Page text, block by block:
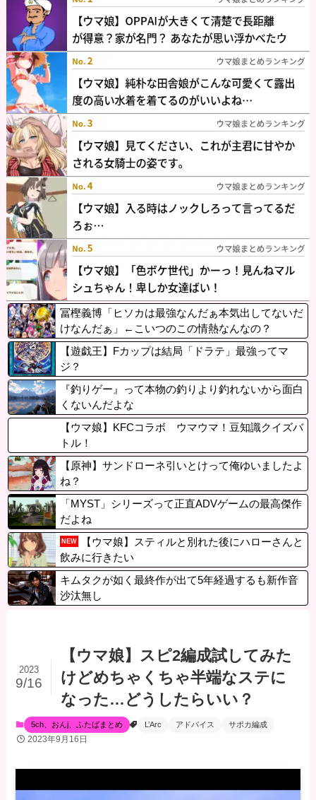
冨樫義博「ヒソカは最強なんだぁ本気出してないだ
けなんだぁ」←こいつのこの情熱なんなの？
【遊戯王】Fカップは結局「ドラテ」最強ってマ
ジ？
『釣りゲー』って本物の釣りより釣れないから面白
くないんだよな
【ウマ娘】KFCコラボ ウマウマ！豆知識クイズバ
トル！
【原神】サンドローネ引いとけって俺ゆいましたよ
ね？
「MYST」シリーズって正直ADVゲームの最高傑作
だよね
NEW
【ウマ娘】スティルと別れた後にハローさんと
飲みに行きたい
キムタクが如く最終作が出て5年経過するも新作音
沙汰無し
【ウマ娘】スピ2編成試してみた
けどめちゃくちゃ半端なステに
なった…どうしたらいい？
2023
9/16
5ch、おんj、ふたばまとめ L’Arc アドバイス サポカ編成
2023年9月16日